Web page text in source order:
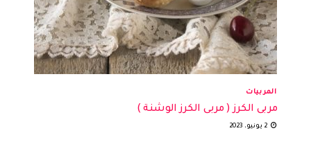
المربيات
مربى الكرز ( مربى الكرز الوشنة )